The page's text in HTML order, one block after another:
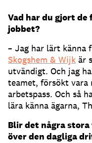
Vad har du gjort de
jobbet?
– Jag har lärt känna
Skogshem & Wijk är
utvändigt. Och jag
teamet, försökt vara
arbetspass. Och så
lära känna ägarna,
Blir det några
över den dagliga